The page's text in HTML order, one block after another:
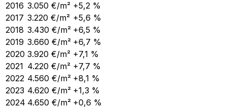
2016 3.050 €/m² +5,2 %
2017 3.220 €/m² +5,6 %
2018 3.430 €/m² +6,5 %
2019 3.660 €/m² +6,7 %
2020 3.920 €/m² +7,1 %
2021 4.220 €/m² +7,7 %
2022 4.560 €/m² +8,1 %
2023 4.620 €/m² +1,3 %
2024 4.650 €/m² +0,6 %